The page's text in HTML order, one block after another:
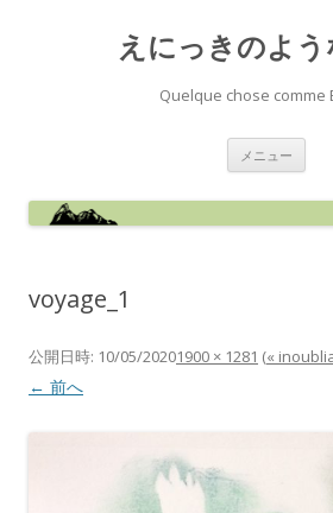
えにっきのよ
Quelque chose comme
メニュー
ン
へ
voyage_1
公開日時: 10/05/20201900 × 1281 («
← 前へ